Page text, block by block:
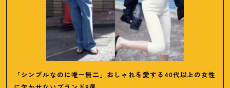
「シンプルなのに唯一無二」おしゃれを愛する40代以上の女性